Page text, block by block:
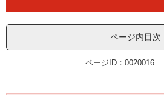
ページ内目次
ページID：0020016